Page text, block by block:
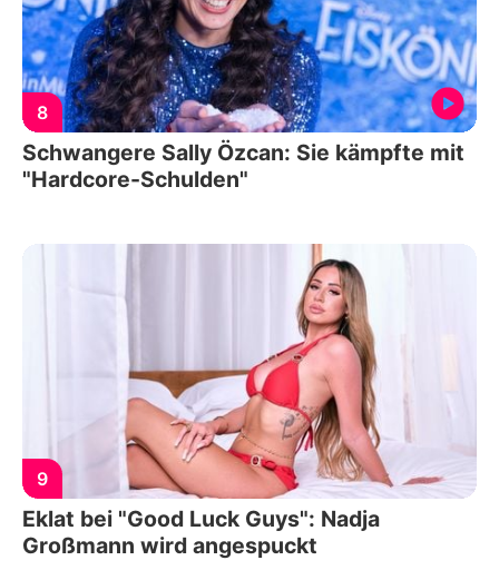
8
Schwangere Sally Özcan: Sie kämpfte mit
"Hardcore-Schulden"
9
Eklat bei "Good Luck Guys": Nadja
Großmann wird angespuckt